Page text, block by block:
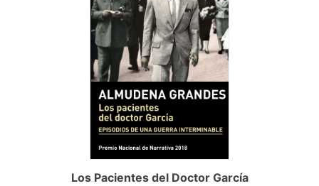
Los Pacientes del Doctor García